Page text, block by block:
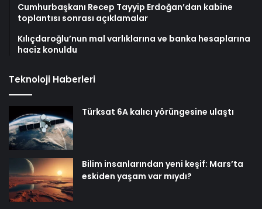
Cumhurbaşkanı Recep Tayyip Erdoğan’dan kabine
toplantısı sonrası açıklamalar
Kılıçdaroğlu’nun mal varlıklarına ve banka hesaplarına
haciz konuldu
Teknoloji Haberleri
Türksat 6A kalıcı yörüngesine ulaştı
Bilim insanlarından yeni keşif: Mars’ta
eskiden yaşam var mıydı?